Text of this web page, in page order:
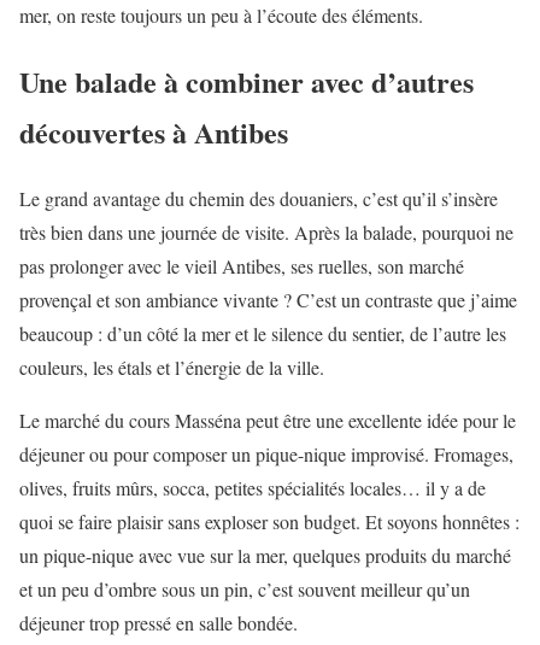
mer, on reste toujours un peu à l’écoute des éléments.
Une balade à combiner avec d’autres
découvertes à Antibes
Le grand avantage du chemin des douaniers, c’est qu’il s’insère
très bien dans une journée de visite. Après la balade, pourquoi ne
pas prolonger avec le vieil Antibes, ses ruelles, son marché
provençal et son ambiance vivante ? C’est un contraste que j’aime
beaucoup : d’un côté la mer et le silence du sentier, de l’autre les
couleurs, les étals et l’énergie de la ville.
Le marché du cours Masséna peut être une excellente idée pour le
déjeuner ou pour composer un pique-nique improvisé. Fromages,
olives, fruits mûrs, socca, petites spécialités locales… il y a de
quoi se faire plaisir sans exploser son budget. Et soyons honnêtes :
un pique-nique avec vue sur la mer, quelques produits du marché
et un peu d’ombre sous un pin, c’est souvent meilleur qu’un
déjeuner trop pressé en salle bondée.